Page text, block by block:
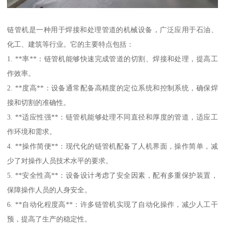
链管机是一种用于焊接和处理管道的机械设备，广泛应用于石油、
化工、建筑等行业。它的主要特点包括：
1. **率**：链管机能够快速完成管道的切割、焊接和处理，提高工
作效率。
2. **度高**：设备通常配备高精度的定位系统和控制系统，确保焊
接和切割的准确性。
3. **适应性强**：链管机能够处理不同直径和厚度的管道，适应工
作环境和需求。
4. **操作简便**：现代化的链管机配备了人机界面，操作简单，减
少了对操作人员技术水平的要求。
5. **安全性高**：设备设计考虑了安全因素，配有多重保护装置，
保障操作人员的人身安全。
6. **自动化程度高**：许多链管机实现了自动化操作，减少人工干
预，提高了生产的稳定性。